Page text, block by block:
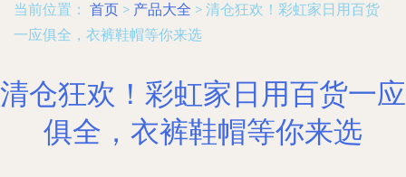
当前位置： 首页 > 产品大全 > 清仓狂欢！彩虹家日用百货
一应俱全，衣裤鞋帽等你来选
清仓狂欢！彩虹家日用百货一应
俱全，衣裤鞋帽等你来选